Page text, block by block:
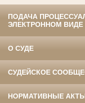
ПОДАЧА
ЭЛЕКТРОННОМ ВИДЕ
О СУДЕ
СУДЕЙСКОЕ
НОРМАТИВНЫЕ